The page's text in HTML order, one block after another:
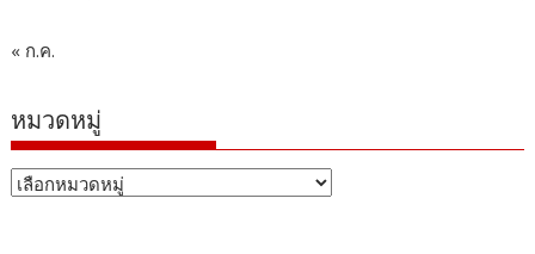
« ก.ค.
หมวดหมู่
หมวด